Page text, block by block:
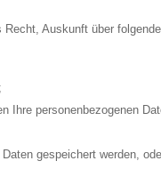
Auskunft über
Ihre personenbezogenen
gespeichert werden,